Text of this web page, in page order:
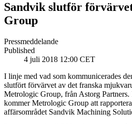
Sandvik slutför
Group
Pressmeddelande
Published
4 juli 2018 12:00 CET
I linje med vad som kommunicerades
slutfört förvärvet av det franska
Metrologic Group, från Astorg
kommer Metrologic Group att
affärsområdet Sandvik Machining